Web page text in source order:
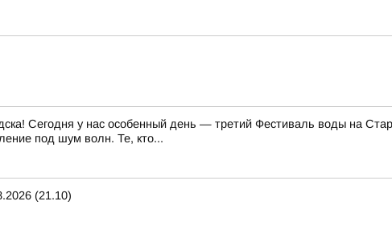
Сегодня у нас особенный день — третий Фестиваль воды на
под шум волн. Те, кто...
(21.10)